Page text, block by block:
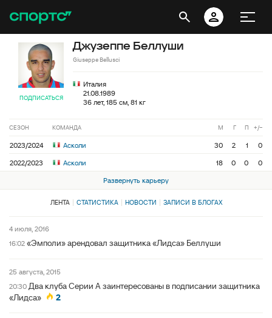
ПОДПИСАТЬСЯ
Джузеппе Беллуши
Giuseppe Bellusci
Италия
21.08.1989
36 лет, 185 см, 81 кг
СЕЗОН КОМАНДА М Г П +/−
2023/2024 Асколи 30 2 1
0
2022/2023
Асколи 18 0 0
0
Развернуть карьеру
ЛЕНТА СТАТИСТИКА НОВОСТИ ЗАПИСИ В БЛОГАХ
4 июля, 2016
16:02 «Эмполи» арендовал защитника «Лидса» Беллуши
25 августа, 2015
20:30 Два клуба Серии А заинтересованы в подписании защитника
«Лидса»
2